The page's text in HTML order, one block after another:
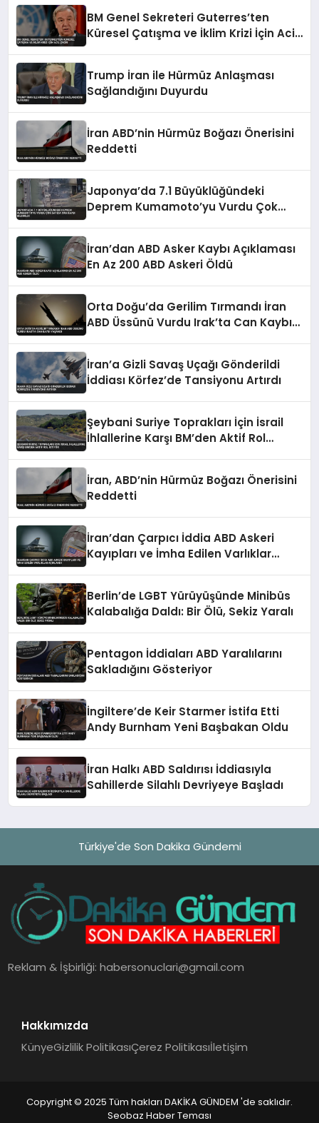
BM Genel Sekreteri Guterres’ten
Küresel Çatışma ve İklim Krizi İçin Acil
Trump İran ile Hürmüz Anlaşması
Sağlandığını Duyurdu
İran ABD’nin Hürmüz Boğazı Önerisini
Reddetti
Japonya’da 7.1 Büyüklüğündeki
Deprem Kumamoto’yu Vurdu Çok
İran’dan ABD Asker Kaybı Açıklaması
En Az 200 ABD Askeri Öldü
Orta Doğu’da Gerilim Tırmandı İran
ABD Üssünü Vurdu Irak’ta Can Kaybı
İran’a Gizli Savaş Uçağı Gönderildi
İddiası Körfez’de Tansiyonu Artırdı
Şeybani Suriye Toprakları İçin İsrail
İhlallerine Karşı BM’den Aktif Rol
İran, ABD’nin Hürmüz Boğazı Önerisini
Reddetti
İran’dan Çarpıcı İddia ABD Askeri
Kayıpları ve İmha Edilen Varlıklar
Berlin’de LGBT Yürüyüşünde Minibüs
Kalabalığa Daldı: Bir Ölü, Sekiz Yaralı
Pentagon İddiaları ABD Yaralılarını
Sakladığını Gösteriyor
İngiltere’de Keir Starmer İstifa Etti
Andy Burnham Yeni Başbakan Oldu
İran Halkı ABD Saldırısı İddiasıyla
Sahillerde Silahlı Devriyeye Başladı
Türkiye'de Son Dakika Gündemi
Reklam & İşbirliği:habersonuclari@gmail.com
Hakkımızda
KünyeGizlilik PolitikasıÇerez Politikasıİletişim
Copyright © 2025 Tüm hakları DAKİKA GÜNDEM 'de saklıdır.
Seobaz Haber Teması